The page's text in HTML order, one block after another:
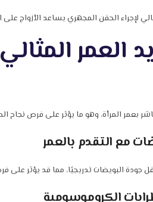
لإجراء الحقن المجهري يساعد الأزواج
العمر
بعمر المرأة، وهو ما يؤثر على فرص نجاح
مع التقدم بالعمر
جودة البويضات تدريجيًا، مما قد يؤثر على
الكروموسومية